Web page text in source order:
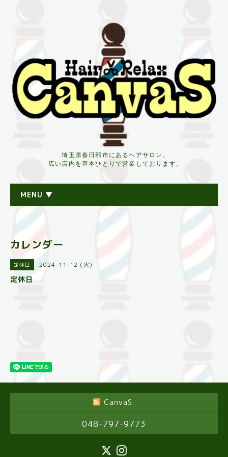
埼玉県春日部市にあるヘアサロン。
広い店内を基本ひとりで営業しております。
MENU ▼
カレンダー
定休日 2024-11-12 (火)
定休日
CanvaS
048-797-9773